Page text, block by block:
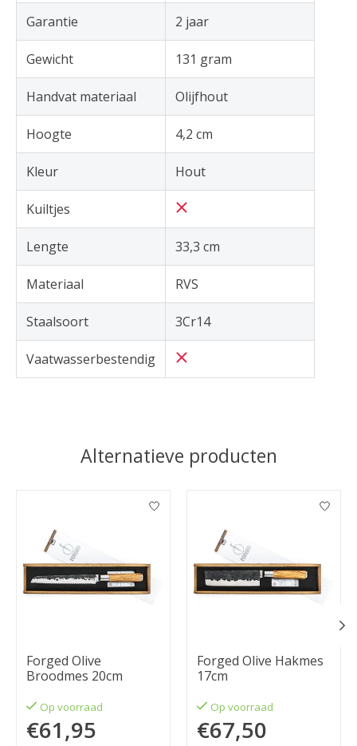
Garantie 2 jaar
Gewicht 131 gram
Handvat materiaal Olijfhout
Hoogte 4,2 cm
Kleur Hout
Kuiltjes
Lengte 33,3 cm
Materiaal RVS
Staalsoort 3Cr14
Vaatwasserbestendig
Alternatieve producten
Items van productcarrousel
Forged Olive
Broodmes 20cm
Op voorraad
€61,95
Forged Olive Hakmes
17cm
Op voorraad
€67,50